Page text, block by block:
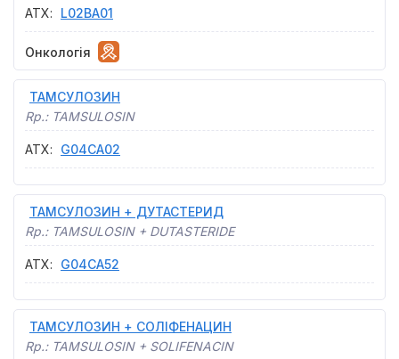
АТХ: L02BA01
Онкологія
ТАМСУЛОЗИН
Rp.: TAMSULOSIN
АТХ: G04CA02
ТАМСУЛОЗИН + ДУТАСТЕРИД
Rp.: TAMSULOSIN + DUTASTERIDE
АТХ: G04CA52
ТАМСУЛОЗИН + СОЛІФЕНАЦИН
Rp.: TAMSULOSIN + SOLIFENACIN